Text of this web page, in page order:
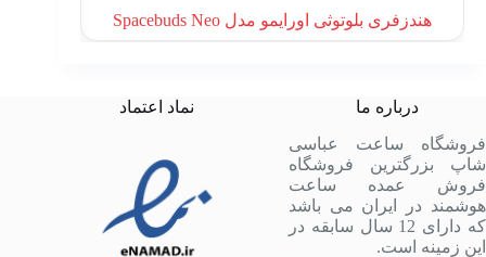
هندزفری بلوتوثی اورایمو مدل Spacebuds Neo
درباره ما
فروشگاه ساعت عباسی
شاپ بزرگترین فروشگاه
فروش عمده ساعت
هوشمند در ایران می باشد
که دارای 12 سال سابقه در
این زمینه است.
نماد اعتماد